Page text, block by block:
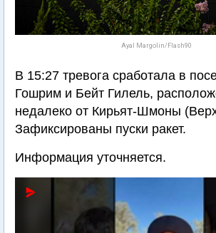
Ayal Margolin/Flash90
В 15:27 тревога сработала в
Гошрим и Бейт Гилель,
недалеко от Кирьят-Шмоны
Зафиксированы пуски ракет.
Информация уточняется.